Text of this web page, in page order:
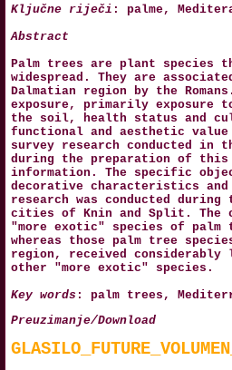
Ključne riječi : palme,
Abstract
Palm trees are plant species
widespread. They are
Dalmatian region by the
exposure, primarily
the soil, health status and
functional and aesthetic
survey research conducted
during the preparation of this
information. The specific
decorative characteristics
research was conducted
cities of Knin and Split. The
"more exotic" species of
whereas those palm tree
region, received
other "more exotic" species.
Key words : palm trees,
Preuzimanje/Download